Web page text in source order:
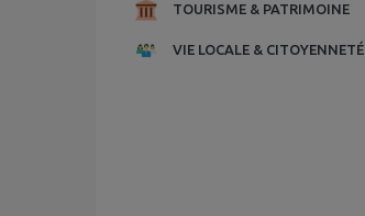
TOURISME & PATRIMOINE
VIE LOCALE & CITOYENNETÉ